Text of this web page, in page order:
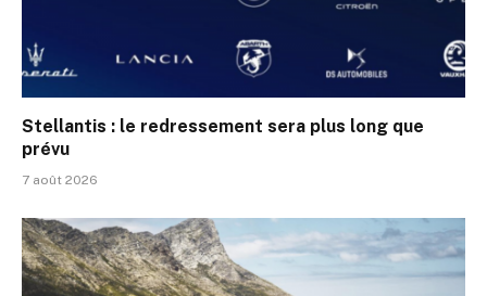
Stellantis : le redressement sera plus long que
prévu
7 août 2026